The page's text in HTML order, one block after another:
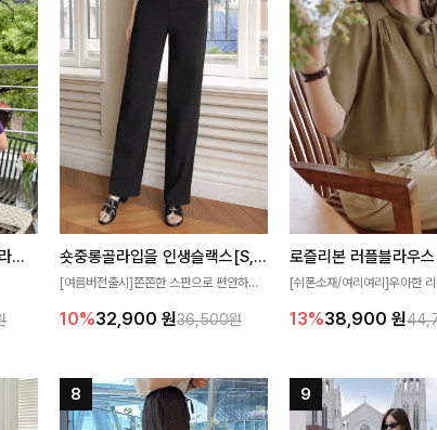
[재구매율1위] 냉감효과 카라니트
게
숏중롱골라입을 인생슬랙스[S,M,L,XL사이즈]
[여름버전출시]쫀쫀한 스판으로 편안하게
숏·기본·롱 기장과 와이드·부츠컷 핏까지 취
10%32,900 원36,500원
로즐리본 러플블라우스
[쉬폰소재/여리여리]우아한
분위기를 더해주는 블라우스
좋아요
13%38,900 원